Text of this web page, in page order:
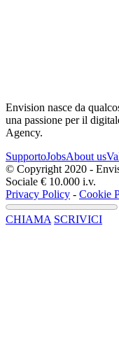
Envision nasce da
una passione per il
Agency.
SupportoJobsAbout us
© Copyright 2020 -
Sociale € 10.000 i.v.
Privacy Policy - Cookie
CHIAMA SCRIVICI